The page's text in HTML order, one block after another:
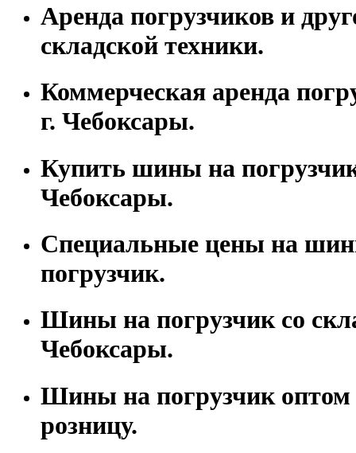
Аренда погрузчиков и
складской техники.
Коммерческая аренда
г. Чебоксары.
Купить шины на
Чебоксары.
Специальные цены на
погрузчик.
Шины на погрузчик со
Чебоксары.
Шины на погрузчик оптом
розницу.